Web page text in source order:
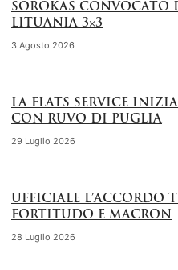
SOROKAS CONVOCATO
LITUANIA 3×3
3 Agosto 2026
LA FLATS SERVICE
CON RUVO DI PUGLIA
29 Luglio 2026
UFFICIALE L’ACCORDO
FORTITUDO E MACRON
28 Luglio 2026